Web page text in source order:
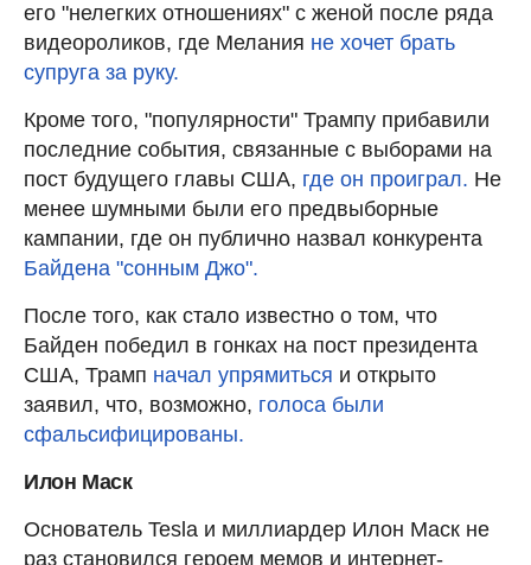
его "нелегких отношениях" с женой после ряда
видеороликов, где Мелания не хочет брать
супруга за руку.
Кроме того, "популярности" Трампу прибавили
последние события, связанные с выборами на
пост будущего главы США, где он проиграл. Не
менее шумными были его предвыборные
кампании, где он публично назвал конкурента
Байдена "сонным Джо".
После того, как стало известно о том, что
Байден победил в гонках на пост президента
США, Трамп начал упрямиться и открыто
заявил, что, возможно, голоса были
сфальсифицированы.
Илон Маск
Основатель Tesla и миллиардер Илон Маск не
раз становился героем мемов и интернет-